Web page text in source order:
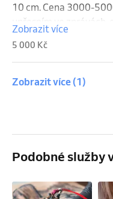
10 cm. Cena 3000-
upřesním ve zprávách,
spíše maximální. Délka
Zobrazit více
5 000 Kč
Zobrazit více (1)
Podobné služby